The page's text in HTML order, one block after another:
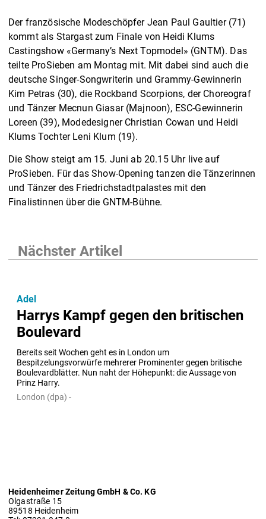
Der französische Modeschöpfer Jean Paul Gaultier (71)
kommt als Stargast zum Finale von Heidi Klums
Castingshow «Germany’s Next Topmodel» (GNTM). Das
teilte ProSieben am Montag mit. Mit dabei sind auch die
deutsche Singer-Songwriterin und Grammy-Gewinnerin
Kim Petras (30), die Rockband Scorpions, der Choreograf
und Tänzer Mecnun Giasar (Majnoon), ESC-Gewinnerin
Loreen (39), Modedesigner Christian Cowan und Heidi
Klums Tochter Leni Klum (19).
Die Show steigt am 15. Juni ab 20.15 Uhr live auf
ProSieben. Für das Show-Opening tanzen die Tänzerinnen
und Tänzer des Friedrichstadtpalastes mit den
Finalistinnen über die GNTM-Bühne.
Nächster Artikel
Harrys Kampf gegen den britischen
Boulevard
Bereits seit Wochen geht es in London um
Bespitzelungsvorwürfe mehrerer Prominenter gegen britische
Boulevardblätter. Nun naht der Höhepunkt: die Aussage von
Prinz Harry.
Adel
London (dpa) -
Heidenheimer Zeitung GmbH & Co. KG
Olgastraße 15
89518 Heidenheim